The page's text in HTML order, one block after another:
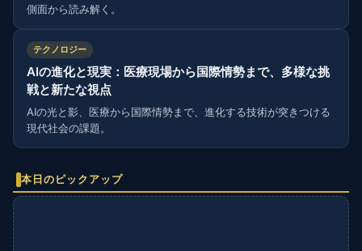
側面から読み解く。
テクノロジー
AIの進化と現実：医療現場から国際情勢まで、多様な挑
戦と新たな視点
AIの光と影、医療から国際情勢まで、進化する技術が突きつける
現代社会の課題。
本日のピックアップ